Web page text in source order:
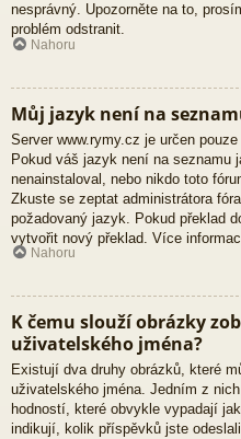
nesprávný. Upozorněte na to,
problém odstranit.
Nahoru
Můj jazyk není na
Server www.rymy.cz je určen
Pokud váš jazyk není na seznamu
nenainstaloval, nebo nikdo toto
Zkuste se zeptat administrátora
požadovaný jazyk. Pokud překlad
vytvořit nový překlad. Více
Nahoru
K čemu slouží obrázky
uživatelského jména?
Existují dva druhy obrázků, které
uživatelského jména. Jedním z
hodností, které obvykle vypadají
indikují, kolik příspěvků jste